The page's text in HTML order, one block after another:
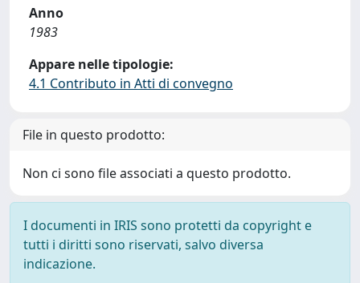
Anno
1983
Appare nelle tipologie:
4.1 Contributo in Atti di convegno
File in questo prodotto:
Non ci sono file associati a questo prodotto.
I documenti in IRIS sono protetti da copyright e
tutti i diritti sono riservati, salvo diversa
indicazione.